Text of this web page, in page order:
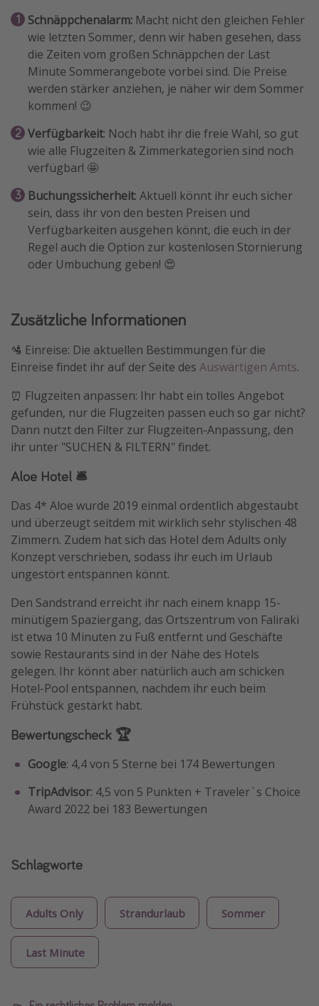
Schnäppchenalarm: Macht nicht den gleichen Fehler
wie letzten Sommer, denn wir haben gesehen, dass
die Zeiten vom großen Schnäppchen der Last
Minute Sommerangebote vorbei sind. Die Preise
werden stärker anziehen, je näher wir dem Sommer
kommen! 😉
Verfügbarkeit: Noch habt ihr die freie Wahl, so gut
wie alle Flugzeiten & Zimmerkategorien sind noch
verfügbar! 🤩
Buchungssicherheit: Aktuell könnt ihr euch sicher
sein, dass ihr von den besten Preisen und
Verfügbarkeiten ausgehen könnt, die euch in der
Regel auch die Option zur kostenlosen Stornierung
oder Umbuchung geben! 😍
Zusätzliche Informationen
🛂 Einreise: Die aktuellen Bestimmungen für die
Einreise findet ihr auf der Seite des Auswärtigen Amts.
⏰ Flugzeiten anpassen: Ihr habt ein tolles Angebot
gefunden, nur die Flugzeiten passen euch so gar nicht?
Dann nutzt den Filter zur Flugzeiten-Anpassung, den
ihr unter "SUCHEN & FILTERN" findet.
Aloe Hotel 🛎️
Das 4* Aloe wurde 2019 einmal ordentlich abgestaubt
und überzeugt seitdem mit wirklich sehr stylischen 48
Zimmern. Zudem hat sich das Hotel dem Adults only
Konzept verschrieben, sodass ihr euch im Urlaub
ungestört entspannen könnt.
Den Sandstrand erreicht ihr nach einem knapp 15-
minütigem Spaziergang, das Ortszentrum von Faliraki
ist etwa 10 Minuten zu Fuß entfernt und Geschäfte
sowie Restaurants sind in der Nähe des Hotels
gelegen. Ihr könnt aber natürlich auch am schicken
Hotel-Pool entspannen, nachdem ihr euch beim
Frühstück gestärkt habt.
Bewertungscheck 🏆
Google: 4,4 von 5 Sterne bei 174 Bewertungen
TripAdvisor: 4,5 von 5 Punkten + Traveler´s Choice
Award 2022 bei 183 Bewertungen
Schlagworte
Adults Only Strandurlaub Sommer
Last Minute